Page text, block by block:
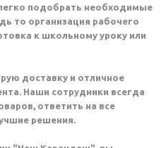
подобрать необходимые
то организация рабочего
к школьному уроку или
доставку и отличное
Наши сотрудники всегда
ответить на все
решения.